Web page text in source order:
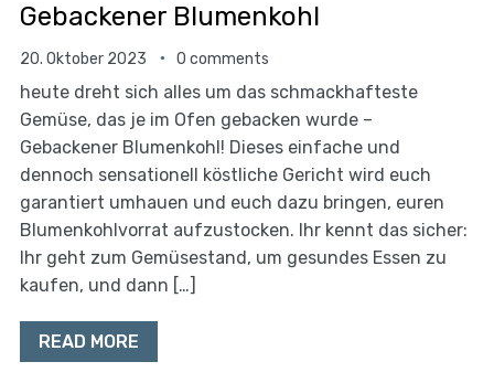
Gebackener Blumenkohl
20. Oktober 2023 0 comments
heute dreht sich alles um das schmackhafteste
Gemüse, das je im Ofen gebacken wurde –
Gebackener Blumenkohl! Dieses einfache und
dennoch sensationell köstliche Gericht wird euch
garantiert umhauen und euch dazu bringen, euren
Blumenkohlvorrat aufzustocken. Ihr kennt das sicher:
Ihr geht zum Gemüsestand, um gesundes Essen zu
kaufen, und dann […]
READ MORE